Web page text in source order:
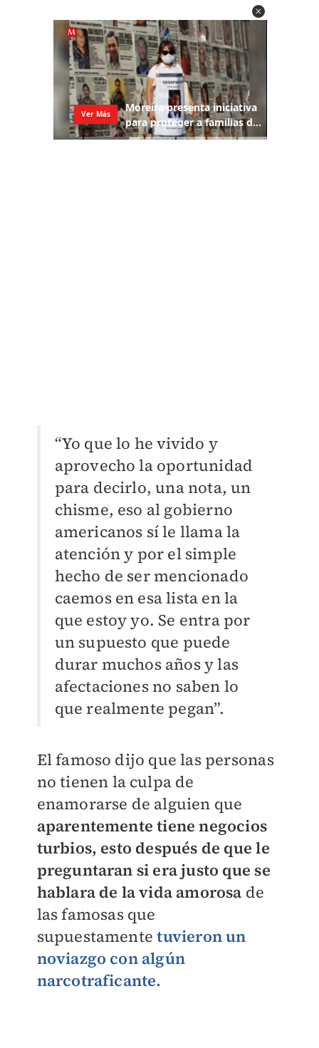
“Yo que lo he vivido y
aprovecho la oportunidad
para decirlo, una nota, un
chisme, eso al gobierno
americanos sí le llama la
atención y por el simple
hecho de ser mencionado
caemos en esa lista en la
que estoy yo. Se entra por
un supuesto que puede
durar muchos años y las
afectaciones no saben lo
que realmente pegan”.
El famoso dijo que las personas
no tienen la culpa de
enamorarse de alguien que
aparentemente tiene negocios
turbios, esto después de que le
preguntaran si era justo que se
hablara de la vida amorosa de
las famosas que
supuestamentetuvieron un
noviazgo con algún
narcotraficante.